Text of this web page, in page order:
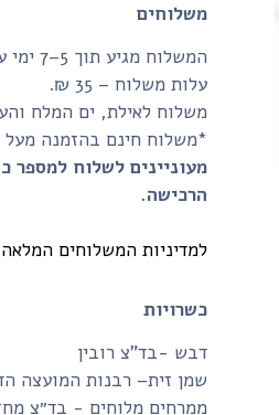
משלוחים
המשלוח מגיע תוך 5–7 ימי עסקים.
עלות משלוח – 35 ₪.
משלוח לאילת, ים המלח
*משלוח חינם בהזמנה מעל 350₪ ומעלה (לנקודת איסוף אחת).
מעוניינים לשלוח
הרכישה.
למדיניות המשלוחים
כשרויות
דבש -בד”צ רובין
שמן זית– רבנות המועצה
ממרחים מלוחים - בד״צ